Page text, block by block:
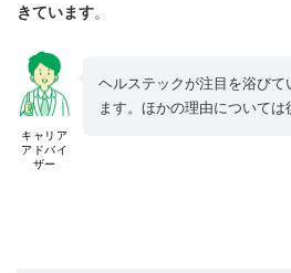
きています。
キャリア
アドバイ
ザー
ヘルステックが注目を浴びて
ます。ほかの理由については